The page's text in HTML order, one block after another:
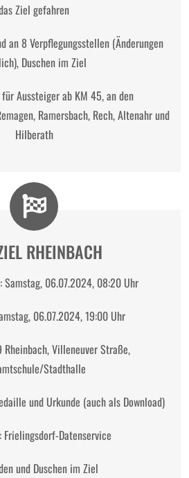
Ziel gefahren
an 8 Verpflegungsstellen (Änderungen
Duschen im Ziel
Aussteiger ab KM 45, an den
Ramersbach, Rech, Altenahr und
Hilberath
RHEINBACH
Samstag, 06.07.2024, 08:20 Uhr
06.07.2024, 19:00 Uhr
Villeneuver Straße,
Stadthalle
und Urkunde (auch als Download)
Frielingsdorf-Datenservice
und Duschen im Ziel